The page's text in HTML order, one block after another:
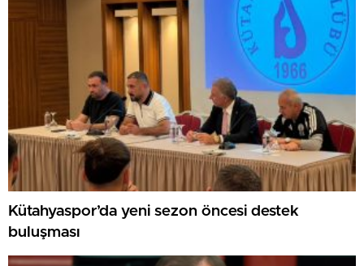
Kütahyaspor’da yeni sezon öncesi destek
buluşması